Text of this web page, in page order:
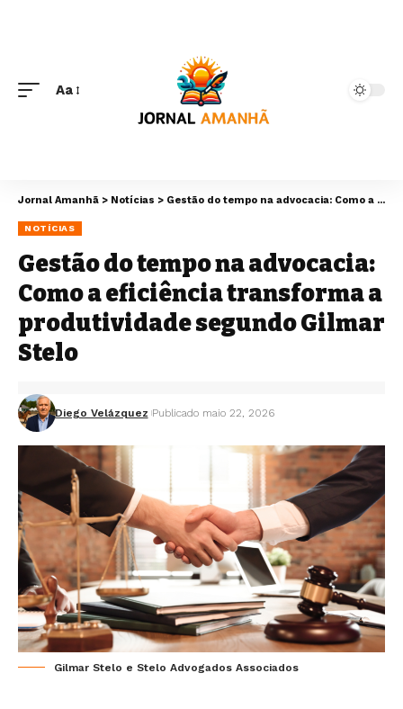
Aa
Jornal Amanhã > Notícias > Gestão do tempo na advocacia: Como a eficiência transforma a produtividade segundo Gilmar Stelo
NOTÍCIAS
Gestão do tempo na advocacia:
Como a eficiência transforma a
produtividade segundo Gilmar
Stelo
Diego Velázquez Publicado maio 22, 2026
Gilmar Stelo e Stelo Advogados Associados